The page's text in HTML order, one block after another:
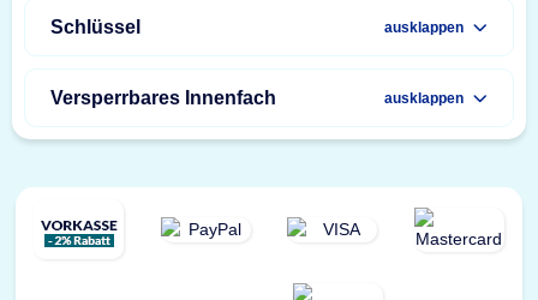
Schlüssel ausklappen
Versperrbares Innenfach ausklappen